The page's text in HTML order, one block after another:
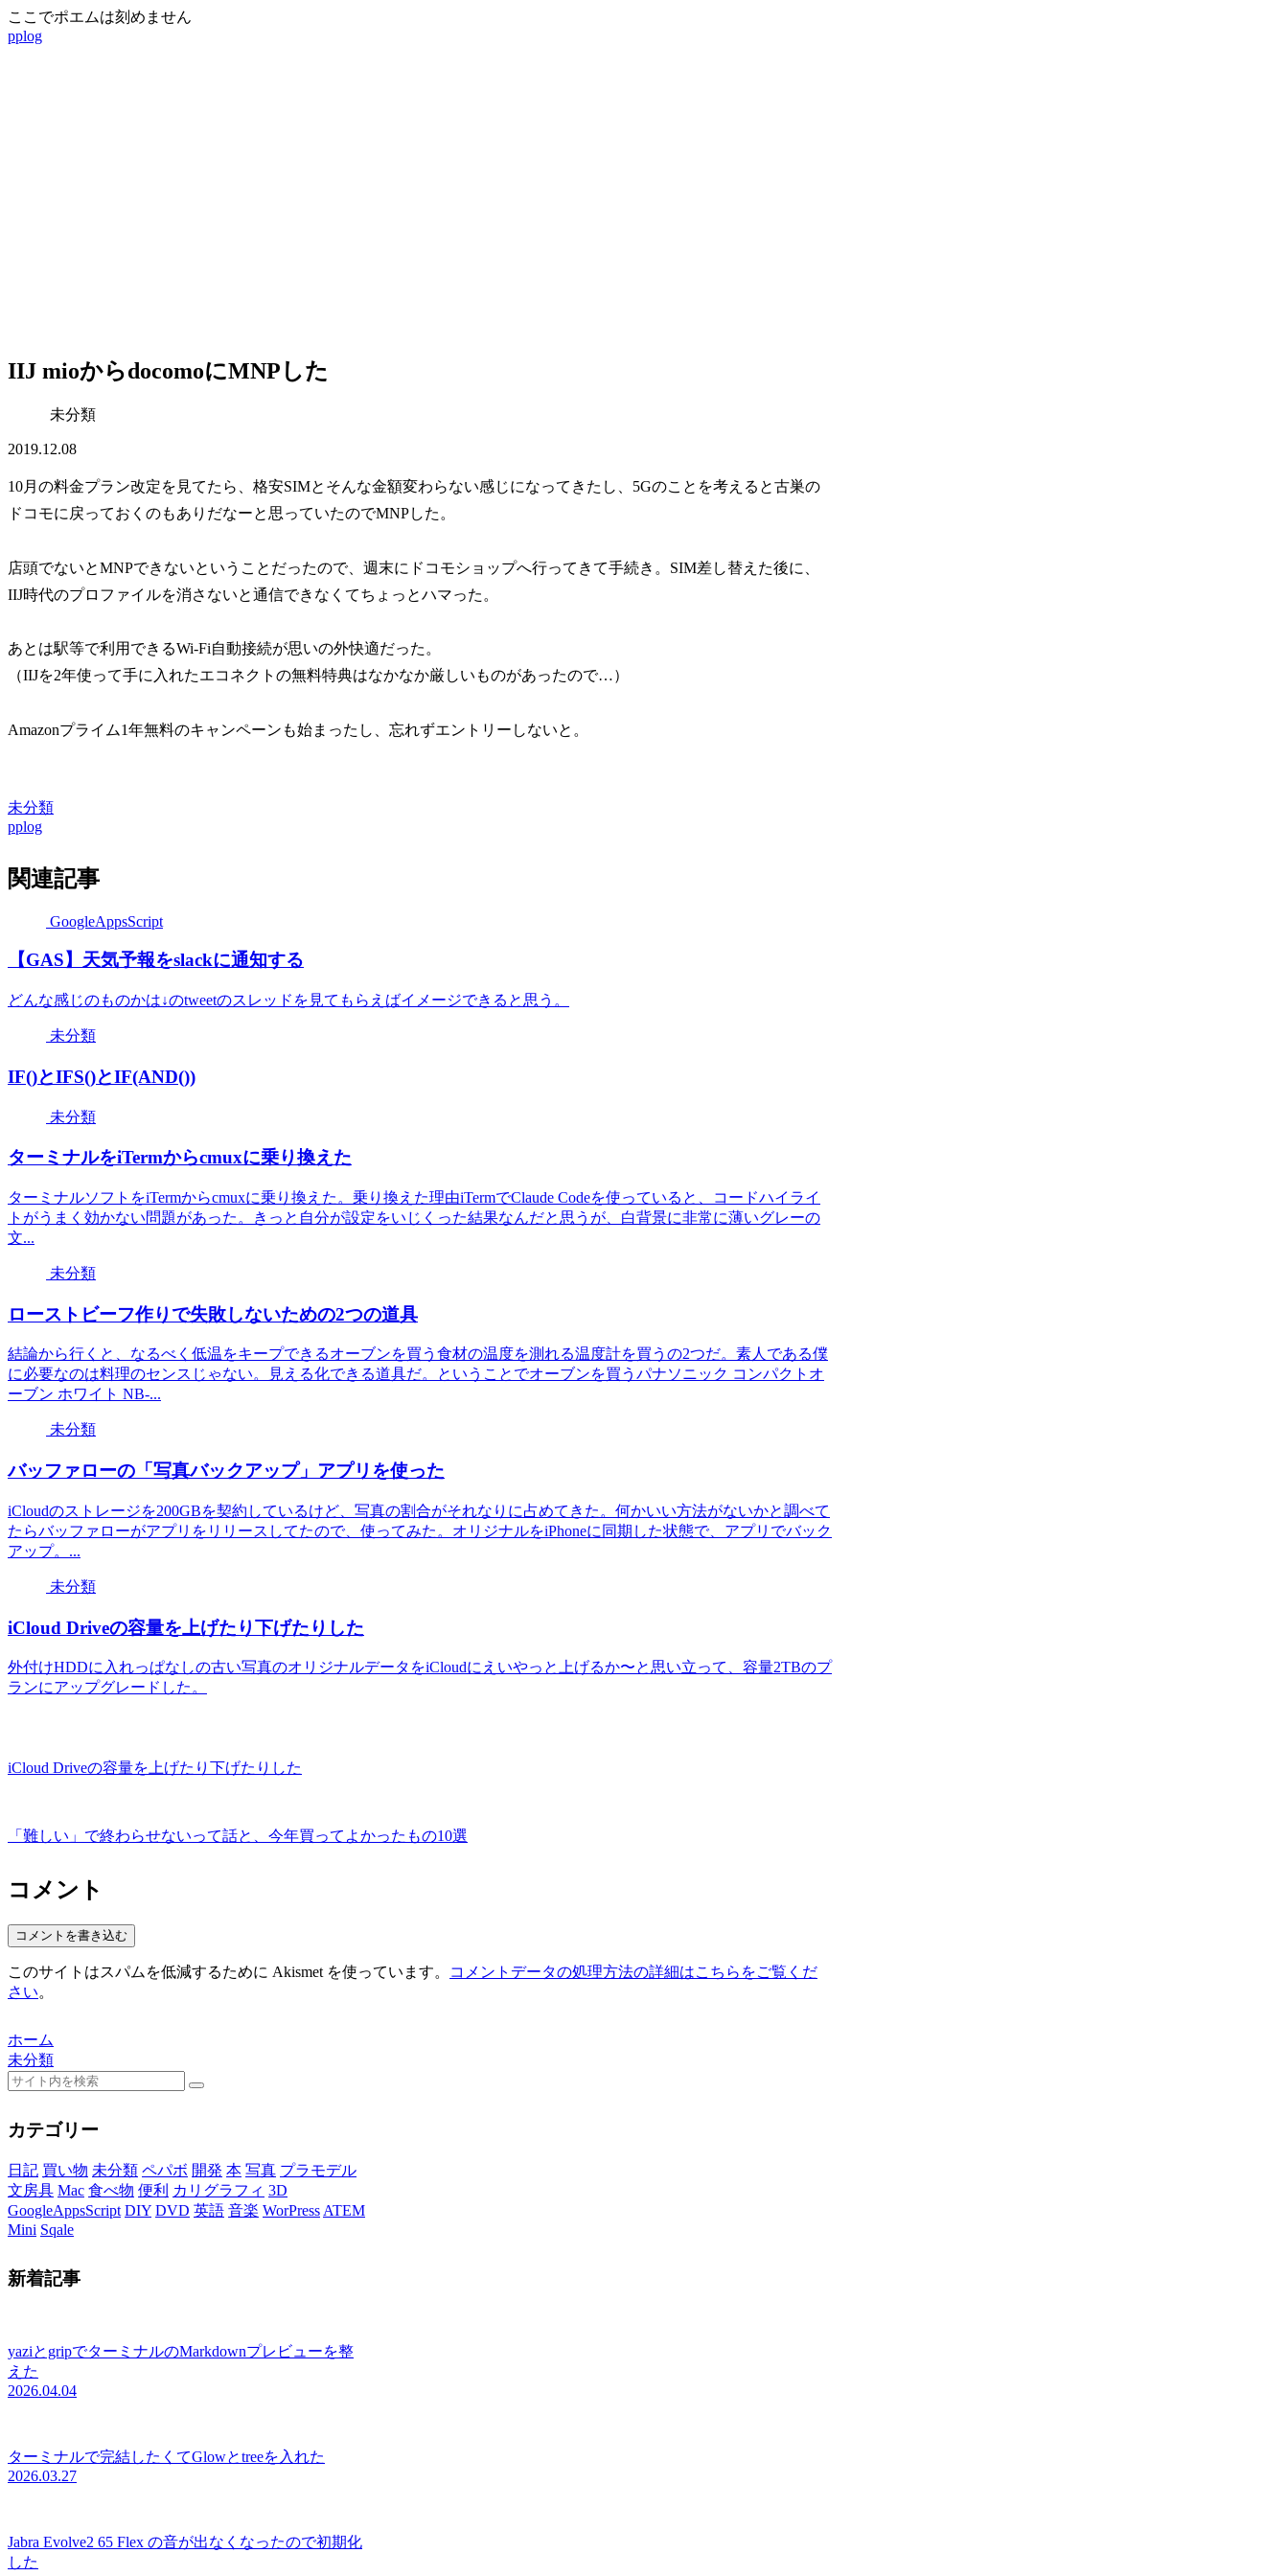
ここでポエムは刻めません
pplog
IIJ mioからdocomoにMNPした
未分類
2019.12.08
10月の料金プラン改定を見てたら、格安SIMとそんな金額変わらない感じになってきたし、5Gのことを考えると古巣の
ドコモに戻っておくのもありだなーと思っていたのでMNPした。
店頭でないとMNPできないということだったので、週末にドコモショップへ行ってきて手続き。SIM差し替えた後に、
IIJ時代のプロファイルを消さないと通信できなくてちょっとハマった。
あとは駅等で利用できるWi-Fi自動接続が思いの外快適だった。
（IIJを2年使って手に入れたエコネクトの無料特典はなかなか厳しいものがあったので…）
Amazonプライム1年無料のキャンペーンも始まったし、忘れずエントリーしないと。
未分類
pplog
関連記事
GoogleAppsScript
【GAS】天気予報をslackに通知する
どんな感じのものかは↓のtweetのスレッドを見てもらえばイメージできると思う。
未分類
IF()とIFS()とIF(AND())
未分類
ターミナルをiTermからcmuxに乗り換えた
ターミナルソフトをiTermからcmuxに乗り換えた。乗り換えた理由iTermでClaude Codeを使っていると、コードハイライ
トがうまく効かない問題があった。きっと自分が設定をいじくった結果なんだと思うが、白背景に非常に薄いグレーの
文...
未分類
ローストビーフ作りで失敗しないための2つの道具
結論から行くと、なるべく低温をキープできるオーブンを買う食材の温度を測れる温度計を買うの2つだ。素人である僕
に必要なのは料理のセンスじゃない。見える化できる道具だ。ということでオーブンを買うパナソニック コンパクトオ
ーブン ホワイト NB-...
未分類
バッファローの「写真バックアップ」アプリを使った
iCloudのストレージを200GBを契約しているけど、写真の割合がそれなりに占めてきた。何かいい方法がないかと調べて
たらバッファローがアプリをリリースしてたので、使ってみた。オリジナルをiPhoneに同期した状態で、アプリでバック
アップ。...
未分類
iCloud Driveの容量を上げたり下げたりした
外付けHDDに入れっぱなしの古い写真のオリジナルデータをiCloudにえいやっと上げるか〜と思い立って、容量2TBのプ
ランにアップグレードした。
iCloud Driveの容量を上げたり下げたりした
「難しい」で終わらせないって話と、今年買ってよかったもの10選
コメント
コメントを書き込む
このサイトはスパムを低減するために Akismet を使っています。
コメントデータの処理方法の詳細はこちらをご覧くだ
さい。
ホーム
未分類
カテゴリー
日記 買い物 未分類 ペパボ 開発 本 写真 プラモデル
文房具 Mac 食べ物 便利 カリグラフィ 3D
GoogleAppsScript DIY DVD 英語 音楽 WorPress ATEM
Mini Sqale
新着記事
yaziとgripでターミナルのMarkdownプレビューを整
えた
2026.04.04
ターミナルで完結したくてGlowとtreeを入れた
2026.03.27
Jabra Evolve2 65 Flex の音が出なくなったので初期化
した